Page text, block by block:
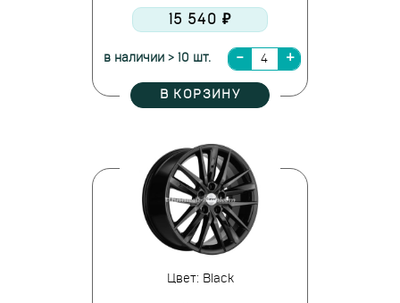
15 540 ₽
в наличии > 10 шт.
В КОРЗИНУ
Цвет: Black